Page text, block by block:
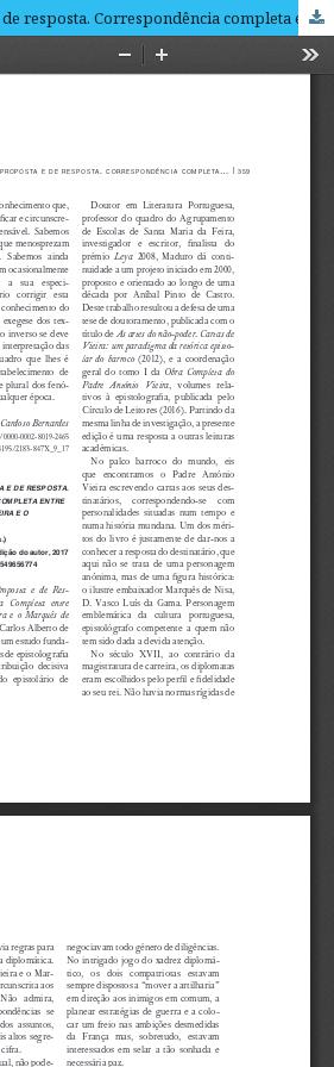
Cartas de proposta e de resposta. Correspondência completa entre o Padre António Vieira e o Marquês de Nisa Carlos Maduro (Org.) Santa Maria da Feira: Edição do autor, 2017 360 páginas. ISBN 9781549656774